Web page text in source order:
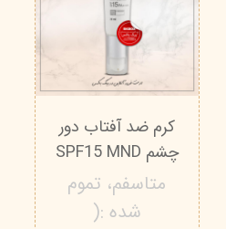
کرم ضد آفتاب دور
چشم SPF15 MND
متاسفم، تموم
شده :(